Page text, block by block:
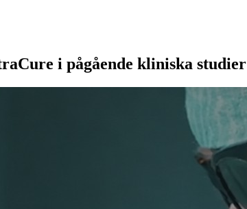
i pågående kliniska studier